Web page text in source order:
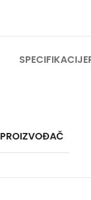
SPECIFIKACIJE
PROIZVOĐAČ